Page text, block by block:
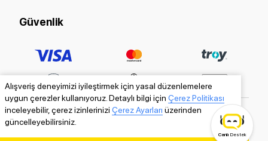
Alışveriş deneyimizi iyileştirmek için yasal düzenlemelere
uygun çerezler kullanıyoruz. Detaylı bilgi için Çerez Politikası
inceleyebilir, çerez izinlerinizi Çerez Ayarları üzerinden
güncelleyebilirsiniz.
Güvenlik
Canlı Destek